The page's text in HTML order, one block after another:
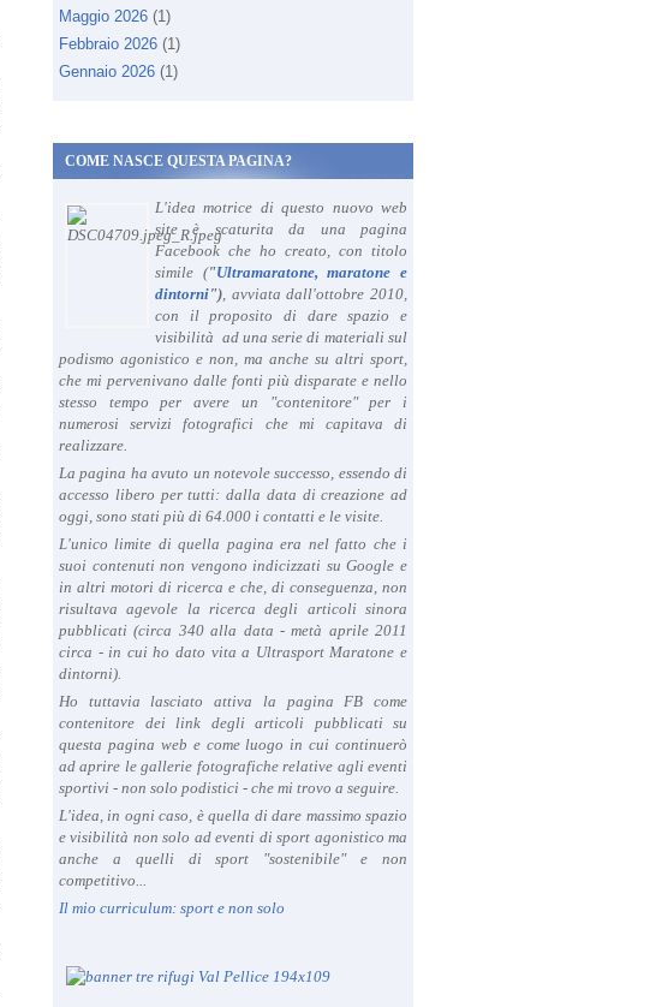
Maggio 2026 (1)
Febbraio 2026 (1)
Gennaio 2026 (1)
COME NASCE QUESTA PAGINA?
L'idea motrice di questo nuovo web
site è scaturita da una pagina
Facebook che ho creato, con titolo
simile ("Ultramaratone, maratone e
dintorni"), avviata dall'ottobre 2010,
con il proposito di dare spazio e
visibilità ad una serie di materiali sul
podismo agonistico e non, ma anche su altri sport,
che mi pervenivano dalle fonti più disparate e nello
stesso tempo per avere un "contenitore" per i
numerosi servizi fotografici che mi capitava di
realizzare.
La pagina ha avuto un notevole successo, essendo di
accesso libero per tutti: dalla data di creazione ad
oggi, sono stati più di 64.000 i contatti e le visite.
L'unico limite di quella pagina era nel fatto che i
suoi contenuti non vengono indicizzati su Google e
in altri motori di ricerca e che, di conseguenza, non
risultava agevole la ricerca degli articoli sinora
pubblicati (circa 340 alla data - metà aprile 2011
circa - in cui ho dato vita a Ultrasport Maratone e
dintorni).
Ho tuttavia lasciato attiva la pagina FB come
contenitore dei link degli articoli pubblicati su
questa pagina web e come luogo in cui continuerò
ad aprire le gallerie fotografiche relative agli eventi
sportivi - non solo podistici - che mi trovo a seguire.
L'idea, in ogni caso, è quella di dare massimo spazio
e visibilità non solo ad eventi di sport agonistico ma
anche a quelli di sport "sostenibile" e non
competitivo...
Il mio curriculum: sport e non solo